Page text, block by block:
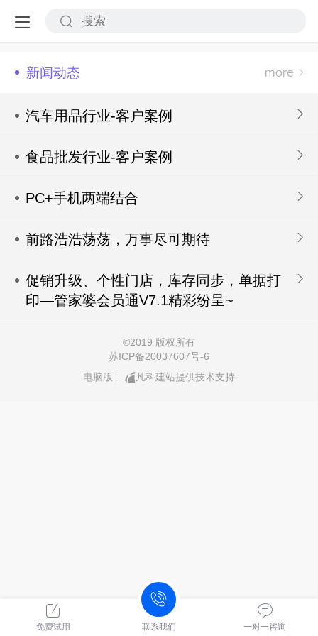
新闻动态
汽车用品行业-客户案例
食品批发行业-客户案例
PC+手机两端结合
前路浩浩荡荡，万事尽可期待
促销升级、个性门店，库存同步，单据打
印—管家婆会员通V7.1精彩纷呈~
©2019 版权所有
苏ICP备20037607号-6
电脑版
凡科建站提供技术支持
免费试用 联系我们 一对一咨询